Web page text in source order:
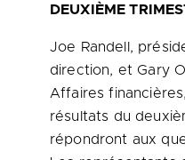
DEUXIÈME
Joe Randell ,
direction, etGary
Affaires
résultats du
répondront aux